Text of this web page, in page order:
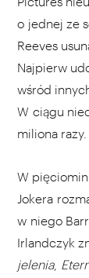
o jednej ze
Reeves
Najpierw
wśród
W ciągu
miliona razy.
W
Jokera
w niego
Irlandczyk
jelenia,